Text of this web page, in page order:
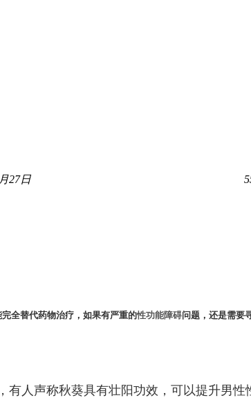
27日
全替代药物治疗，如果有严重的性功能障碍问题，还是需要
人声称秋葵具有壮阳功效，可以提升男